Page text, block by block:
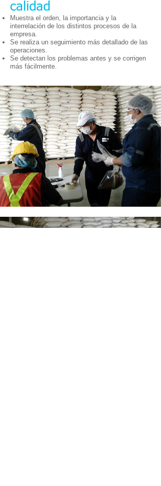
calidad
Muestra el orden, la importancia y la
interrelación de los distintos procesos de la
empresa.
Se realiza un seguimiento más detallado de las
operaciones.
Se detectan los problemas antes y se corrigen
más fácilmente.